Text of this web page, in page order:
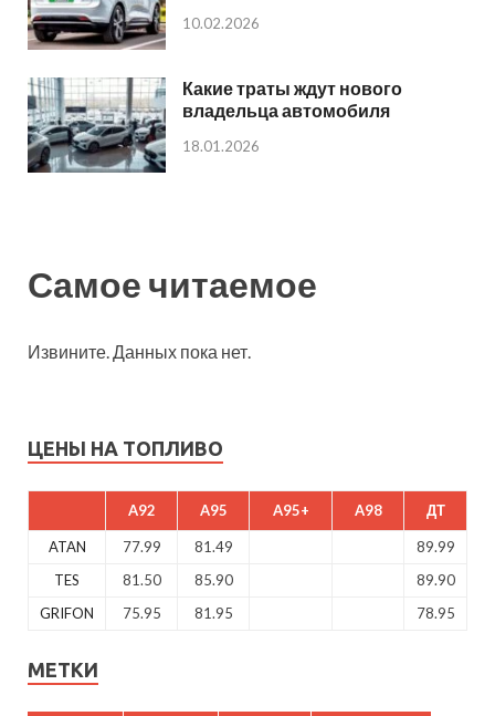
10.02.2026
Какие траты ждут нового
владельца автомобиля
18.01.2026
Самое читаемое
Извините. Данных пока нет.
ЦЕНЫ НА ТОПЛИВО
A92 A95 A95+ A98 ДТ
ATAN 77.99 81.49
89.99
TES
81.50 85.90
89.90
GRIFON
75.95 81.95 78.95
МЕТКИ